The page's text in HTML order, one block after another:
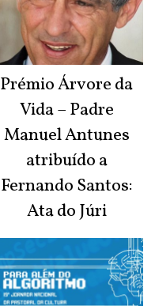
Prémio Árvore da
Vida – Padre
Manuel Antunes
atribuído a
Fernando Santos:
Ata do Júri